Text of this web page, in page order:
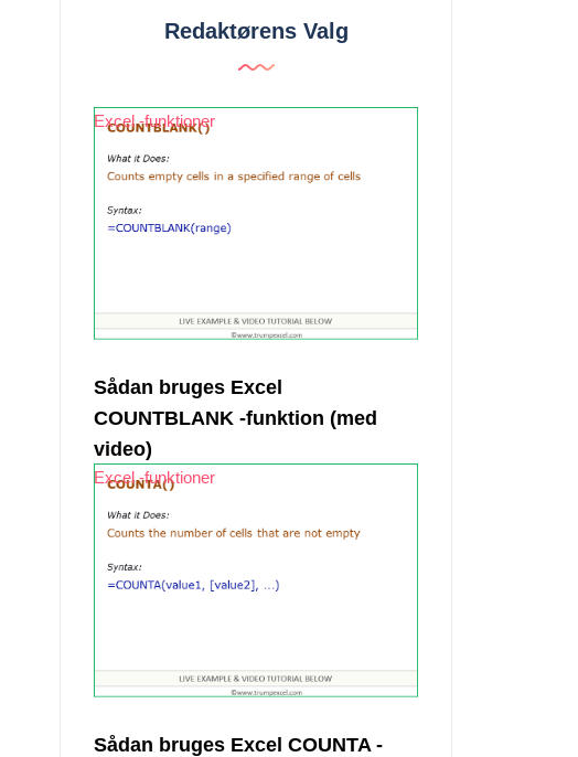
Redaktørens Valg
Excel -funktioner
Sådan bruges Excel
COUNTBLANK -funktion (med
video)
Excel -funktioner
Sådan bruges Excel COUNTA -